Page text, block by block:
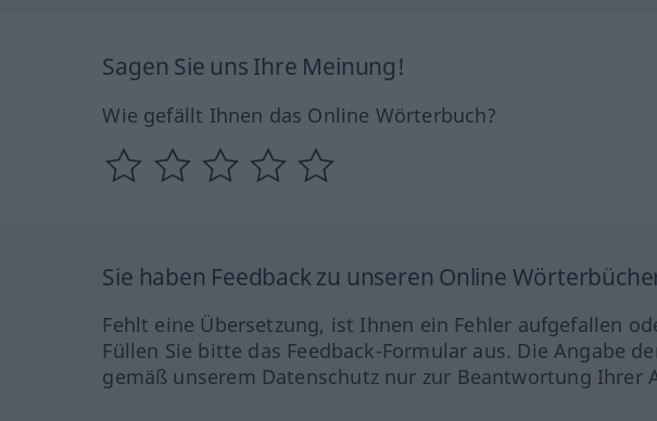
Sagen Sie uns Ihre Meinung!
Wie gefällt Ihnen das Online Wörterbuch?
Sie haben Feedback zu unseren Online
Fehlt eine Übersetzung, ist Ihnen ein Fehler aufgefallen
Füllen Sie bitte das Feedback-Formular aus. Die Angabe
gemäß unserem Datenschutz nur zur Beantwortung Ihrer